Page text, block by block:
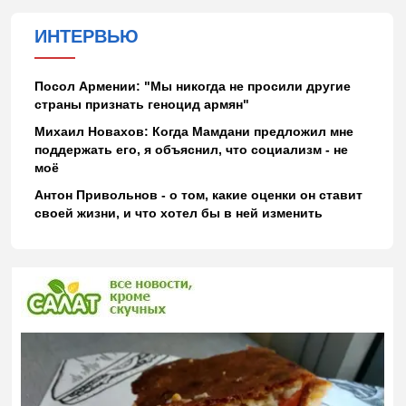
ИНТЕРВЬЮ
Посол Армении: "Мы никогда не просили другие
страны признать геноцид армян"
Михаил Новахов: Когда Мамдани предложил мне
поддержать его, я объяснил, что социализм - не
моё
Антон Привольнов - о том, какие оценки он ставит
своей жизни, и что хотел бы в ней изменить